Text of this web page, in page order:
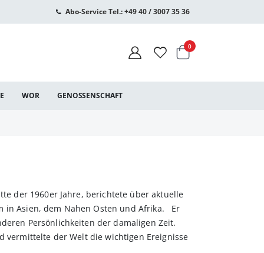
Abo-Service Tel.: +49 40 / 3007 35 36
Warenkorb
0Artikel
WOR GENOSSENSCHAFT
der 1960er Jahre, berichtete über aktuelle
in Asien, dem Nahen Osten und Afrika. Er
Persönlichkeiten der damaligen Zeit.
vermittelte der Welt die wichtigen Ereignisse